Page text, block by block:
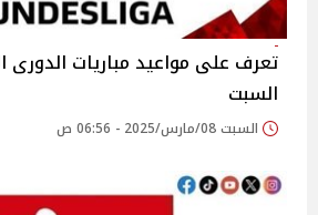
تعرف على مواعيد مباريات الدورى
السبت
السبت 08/مارس/2025 - 06:56 ص